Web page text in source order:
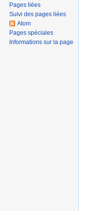
Pages liées
Suivi des pages liées
Atom
Pages spéciales
Informations sur la page